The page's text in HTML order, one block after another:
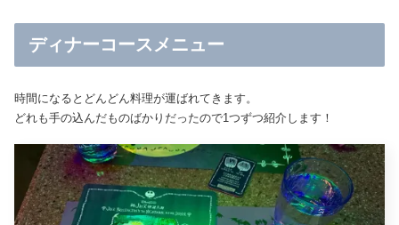
ディナーコースメニュー
時間になるとどんどん料理が運ばれてきます。
どれも手の込んだものばかりだったので1つずつ紹介します！